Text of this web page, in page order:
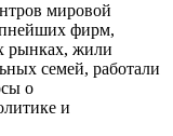
мировой
фирм,
рынках, жили
семей, работали
о
и